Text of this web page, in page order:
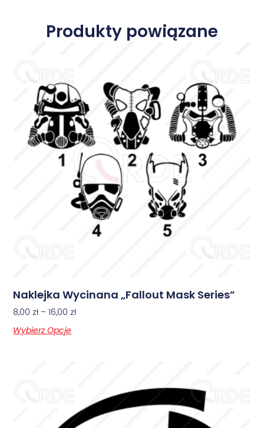
Produkty powiązane
Naklejka Wycinana „Fallout Mask Series”
8,00 zł – 16,00 zł
Wybierz Opcje